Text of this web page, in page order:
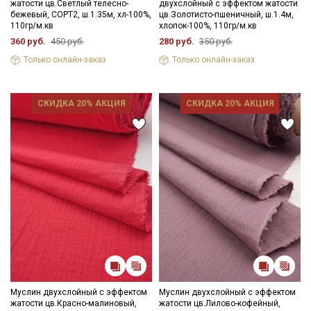
жатости цв.Светлый телесно-
бежевый, СОРТ2, ш.1.35м, хл-100%,
110гр/м.кв
360 руб. 450 руб.
Только онлайн-заказ
двухслойный с эффектом жатости
цв.Золотисто-пшеничный, ш.1.4м,
хлопок-100%, 110гр/м.кв
280 руб. 350 руб.
Только онлайн-заказ
СКИДКА 20% АКЦИЯ
Муслин двухслойный с эффектом
жатости цв.Красно-малиновый,
СКИДКА 20% АКЦИЯ
Муслин двухслойный с эффектом
жатости цв.Лилово-кофейный,